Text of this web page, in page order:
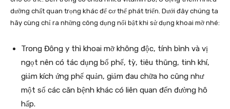
dưỡng chất quan trọng khác để cơ thể phát triển. Dưới đây chúng ta
hãy cùng chỉ ra những công dụng nổi bật khi sử dụng khoai mỡ nhé:
Trong Đông y thì khoai mỡ không độc, tính bình và vị
ngọt nên có tác dụng bổ phế, tỳ, tiêu thũng, tinh khí,
giảm kích ứng phế quản, giảm đau chữa ho cũng như
một số các căn bệnh khác có liên quan đến đường hô
hấp.